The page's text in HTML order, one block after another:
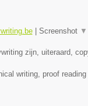
| Screenshot ▼
zijn, uiteraard,
writing, proof reading